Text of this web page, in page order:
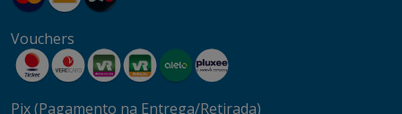
Vouchers
Pix (Pagamento na Entrega/Retirada)